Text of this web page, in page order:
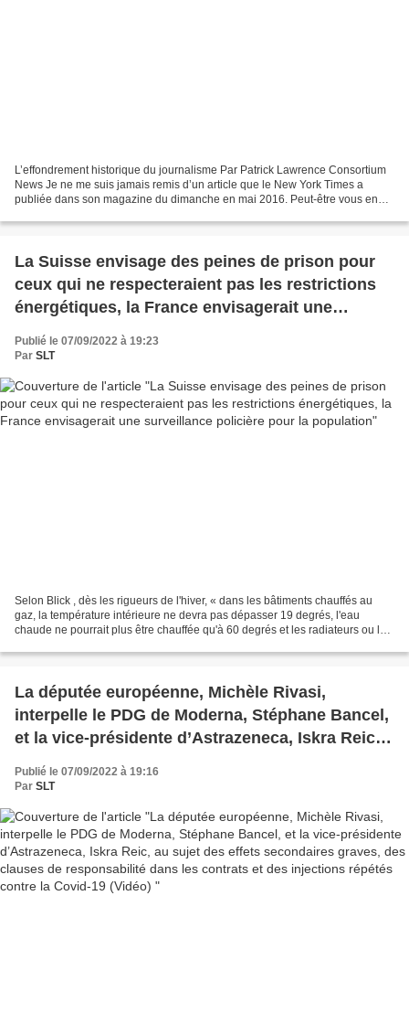
L’effondrement historique du journalisme Par Patrick Lawrence Consortium
News Je ne me suis jamais remis d’un article que le New York Times a
publiée dans son magazine du dimanche en mai 2016. Peut-être vous en
La Suisse envisage des peines de prison pour
ceux qui ne respecteraient pas les restrictions
énergétiques, la France envisagerait une
surveillance policière pour la population
Publié le 07/09/2022 à 19:23
Par SLT
Selon Blick , dès les rigueurs de l'hiver, « dans les bâtiments chauffés au
gaz, la température intérieure ne devra pas dépasser 19 degrés, l'eau
chaude ne pourrait plus être chauffée qu'à 60 degrés et les radiateurs ou les
La députée européenne, Michèle Rivasi,
interpelle le PDG de Moderna, Stéphane Bancel,
et la vice-présidente d’Astrazeneca, Iskra Reic,
clauses de responsabilité dans les contrats et
Publié le 07/09/2022 à 19:16
Par SLT